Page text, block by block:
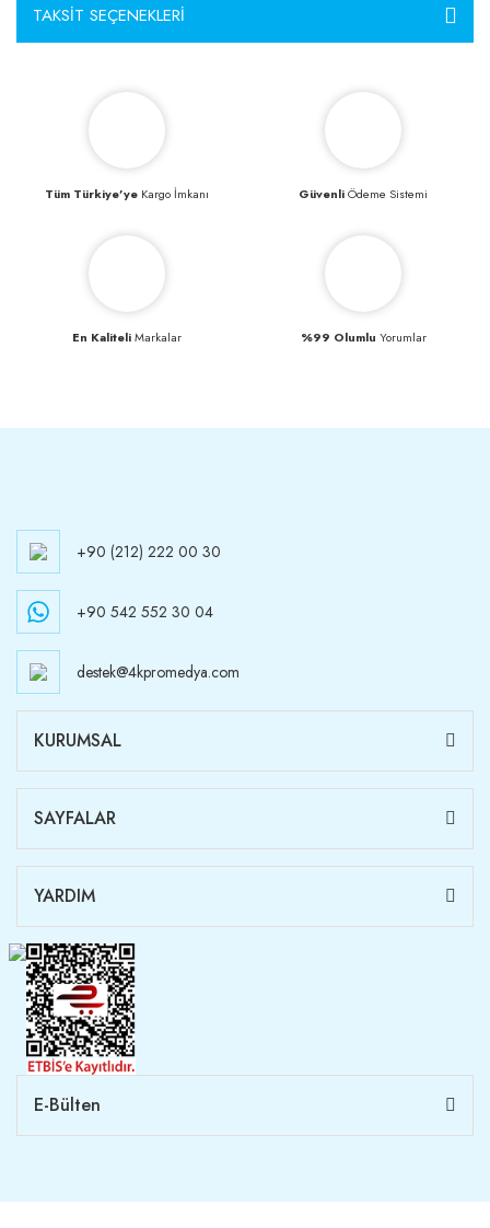
TAKSIT SEÇENEKLERI
Tüm Türkiye’yeKargo İmkanı GüvenliÖdeme Sistemi
En KaliteliMarkalar %99 Olumlu Yorumlar
+90 (212) 222 00 30
+90 542 552 30 04
destek@4kpromedya.com
KURUMSAL
SAYFALAR
YARDIM
E-Bülten